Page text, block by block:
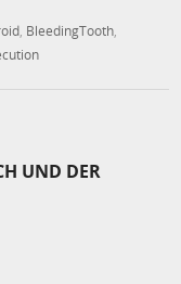
, BleedingTooth,
UND DER